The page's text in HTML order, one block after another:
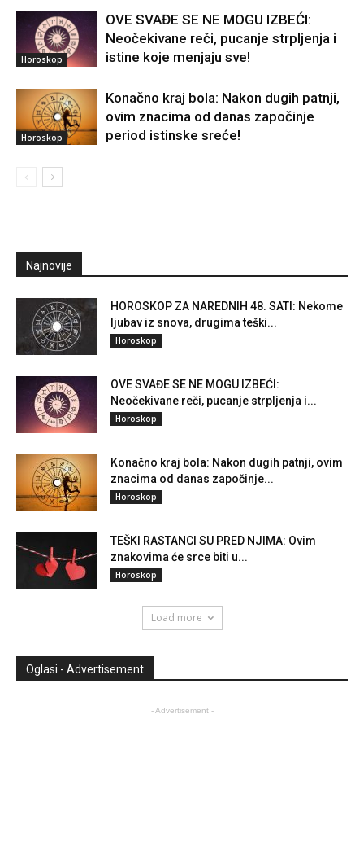
Horoskop
OVE SVAĐE SE NE MOGU IZBEĆI:
Neočekivane reči, pucanje strpljenja i
istine koje menjaju sve!
Horoskop
Konačno kraj bola: Nakon dugih patnji,
ovim znacima od danas započinje
period istinske sreće!
Najnovije
HOROSKOP ZA NAREDNIH 48. SATI: Nekome
ljubav iz snova, drugima teški...
Horoskop
OVE SVAĐE SE NE MOGU IZBEĆI:
Neočekivane reči, pucanje strpljenja i...
Horoskop
Konačno kraj bola: Nakon dugih patnji, ovim
znacima od danas započinje...
Horoskop
TEŠKI RASTANCI SU PRED NJIMA: Ovim
znakovima će srce biti u...
Horoskop
Load more
Oglasi - Advertisement
- Advertisement -